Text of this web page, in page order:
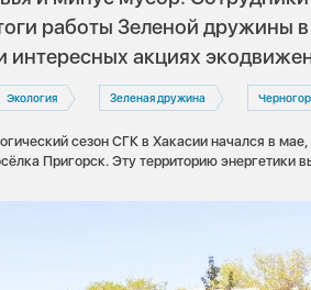
работы Зеленой дружины
интересных акциях
Экология Зеленая дружина
сезон СГК в Хакасии начался в
Пригорск. Эту территорию энергетики